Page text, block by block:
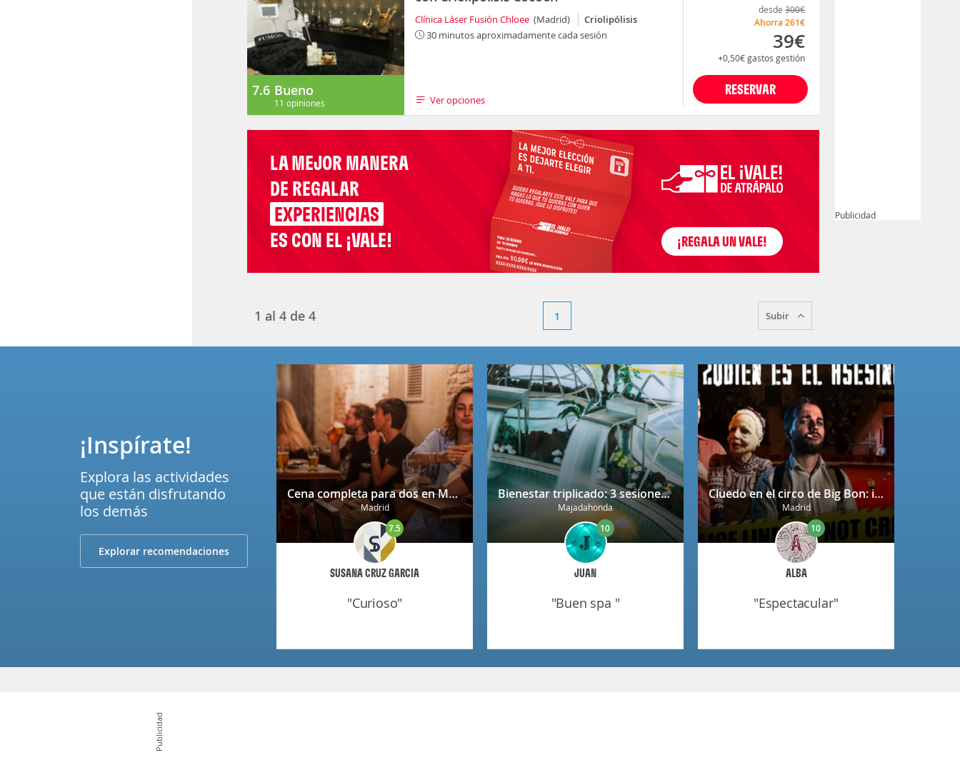
7.6 Bueno
11 opiniones
Clínica Láser Fusión Chloee (Madrid)
Criolipólisis
30 minutos aproximadamente cada sesión
Ver opciones
RESERVAR
desde 300€
Ahorra261€
39€
+0,50€gastos gestión
LA MEJOR MANERA
DE REGALAR
EXPERIENCIAS
ES CON EL ¡VALE!
1 al 4 de 4 1 Subir
Publicidad
Cena completa para dos en Mendrugo con cerveza artesana incluida
Madrid
SUSANA CRUZ GARCIA
7.5
"curioso"
Bienestar triplicado: 3 sesiones en el exclusivo Spa Forus Las Rejas
Majadahonda
JUAN
10
"buen spa "
Cluedo en el circo de Big Bon: investiga, interroga y diviértete
Madrid
ALBA
10
"espectacular"
¡Inspírate!
Explora las actividades
que están disfrutando
los demás
Explorar recomendaciones
Publicidad